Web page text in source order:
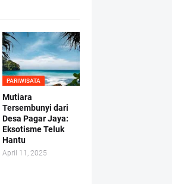
PARIWISATA
Mutiara
Tersembunyi dari
Desa Pagar Jaya:
Eksotisme Teluk
Hantu
April 11, 2025